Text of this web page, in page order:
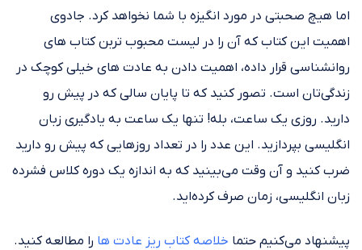
اما هیچ صحبتی در مورد انگیزه با شما نخواهد کرد. جادوی
اهمیت این کتاب که آن را در لیست محبوب تربن کتاب های
روانشناسی قرار داده، اهمیت دادن به عادت های خیلی کوچک در
زندگی‌تان است. تصور کنید که تا پایان سالی که در پیش رو
دارید. روزی یک ساعت، بله! تنها یک ساعت به یادگیری زبان
انگلیسی بپردازید. این عدد را در تعداد روزهایی که پیش رو دارید
ضرب کنید و آن وقت می‌بینید که به اندازه یک دوره کلاس فشرده
زبان انگلیسی، زمان صرف کرده‌اید.
پیشنهاد می‌کنیم حتما خلاصه کتاب ریز عادت ها را مطالعه کنید.